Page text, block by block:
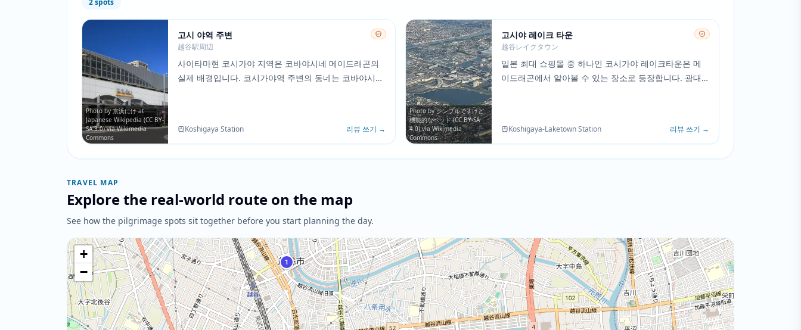
2spots
Photo by 京浜にけ at
Japanese Wikipedia (CC BY-
SA 3.0) via Wikimedia
Commons
고시 야역 주변
越谷駅周辺
사이타마현 코시가야 지역은 코바야시네 메이드래곤의
실제 배경입니다. 코시가야역 주변의 동네는 코바야시와
Koshigaya Station 리뷰 쓰기 →
Photo by シンプルですけど
機能的なベッド (CC BY-SA
4.0) via Wikimedia
Commons
고시야 레이크 타운
越谷レイクタウン
일본 최대 쇼핑몰 중 하나인 코시가야 레이크타운은 메
이드래곤에서 알아볼 수 있는 장소로 등장합니다. 광대
Koshigaya-Laketown Station 리뷰 쓰기 →
TRAVEL MAP
Explore the real-world route on the map
See how the pilgrimage spots sit together before you start planning the day.
1
+
−